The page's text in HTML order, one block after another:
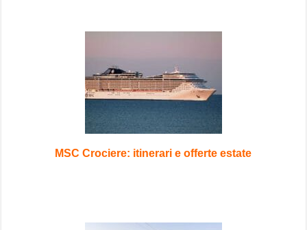
MSC Crociere: itinerari e offerte estate